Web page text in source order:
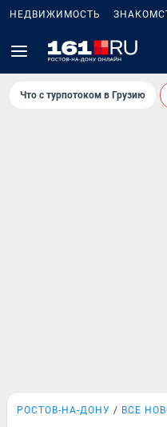
НЕДВИЖИМОСТЬ
Что с турпотоком в Грузию
РОСТОВ-НА-ДОНУ ВСЕ